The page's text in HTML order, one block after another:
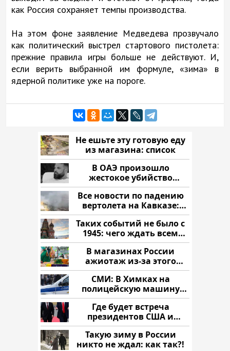
как Россия сохраняет темпы производства.
На этом фоне заявление Медведева прозвучало
как политический выстрел стартового пистолета:
прежние правила игры больше не действуют. И,
если верить выбранной им формуле, «зима» в
ядерной политике уже на пороге.
Не ешьте эту готовую еду
из магазина: список
В ОАЭ произошло
жестокое убийство
криптомиллионера
Все новости по падению
вертолета на Кавказе:
читать здесь
Таких событий не было с
1945: чего ждать всем
нам?
В магазинах России
ажиотаж из-за этого
продукта: что купить?
СМИ: В Химках на
полицейскую машину
напали и подожгли.
Где будет встреча
президентов США и
России: Европа?
Такую зиму в России
никто не ждал: как так?!